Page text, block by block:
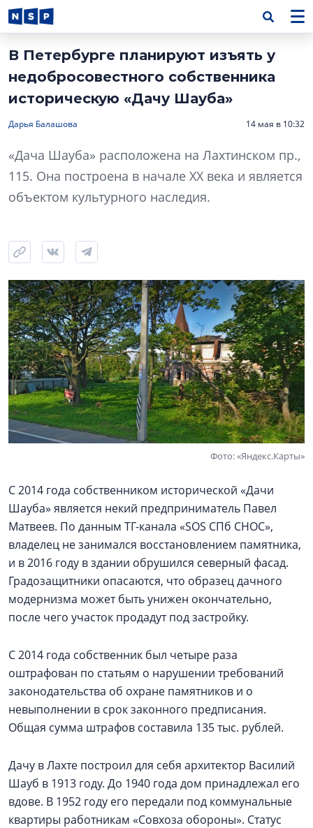
В Петербурге планируют изъять у
недобросовестного собственника
историческую «Дачу Шауба»
Дарья Балашова 14 мая в 10:32
«Дача Шауба» расположена на Лахтинском пр.,
115. Она построена в начале XX века и является
объектом культурного наследия.
Фото: «Яндекс.Карты»
С 2014 года собственником исторической «Дачи
Шауба» является некий предприниматель Павел
Матвеев. По данным ТГ-канала «SOS СПб СНОС»,
владелец не занимался восстановлением памятника,
и в 2016 году в здании обрушился северный фасад.
Градозащитники опасаются, что образец дачного
модернизма может быть унижен окончательно,
после чего участок продадут под застройку.
С 2014 года собственник был четыре раза
оштрафован по статьям о нарушении требований
законодательства об охране памятников и о
невыполнении в срок законного предписания.
Общая сумма штрафов составила 135 тыс. рублей.
Дачу в Лахте построил для себя архитектор Василий
Шауб в 1913 году. До 1940 года дом принадлежал его
вдове. В 1952 году его передали под коммунальные
квартиры работникам «Совхоза обороны». Статус